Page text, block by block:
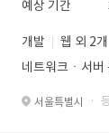
예상 기간
개발
웹 외 2개
네트워크ㆍ서버
서울특별시 ·